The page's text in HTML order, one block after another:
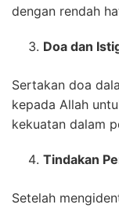
dengan rendah
Doa dan
Sertakan doa
kepada Allah
kekuatan dalam
Tindakan
Setelah